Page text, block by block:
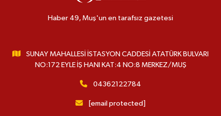
Haber 49, Muş'un en tarafsız gazetesi
SUNAY MAHALLESİ İSTASYON CADDESİ ATATÜRK BULVARI
NO:172 EYLE İŞ HANI KAT:4 NO:8 MERKEZ/MUŞ
04362122784
[email protected]